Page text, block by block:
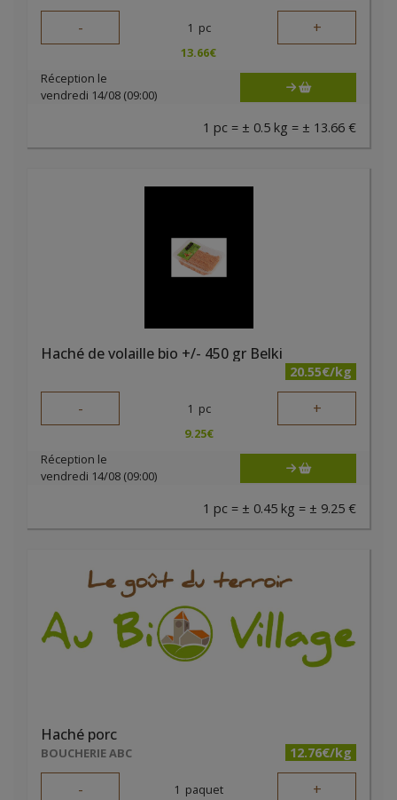
- 1 pc +
13.66€
Réception le
vendredi 14/08 (09:00)
1 pc = ± 0.5 kg = ± 13.66 €
Haché de volaille bio +/- 450 gr Belki
20.55€/kg
- 1 pc +
9.25€
Réception le
vendredi 14/08 (09:00)
1 pc = ± 0.45 kg = ± 9.25 €
Haché porc
BOUCHERIE ABC 12.76€/kg
- 1 paquet +